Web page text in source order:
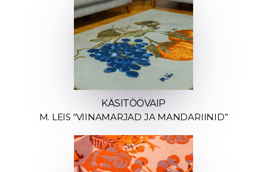
KÄSITÖÖVAIP
M. LEIS “VIINAMARJAD JA MANDARIINID”